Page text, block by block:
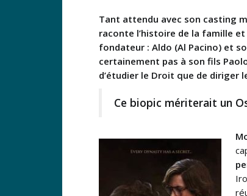
Tant attendu avec son casting
raconte l’histoire de la famille
fondateur : Aldo (Al Pacino) et
certainement pas à son fils
d’étudier le Droit que de diriger
Ce biopic mériterait un